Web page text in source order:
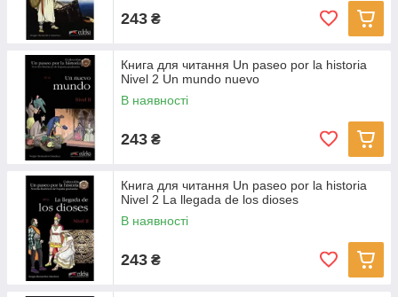
243 ₴
Книга для читання Un paseo por la historia
Nivel 2 Un mundo nuevo
В наявності
243 ₴
Книга для читання Un paseo por la historia
Nivel 2 La llegada de los dioses
В наявності
243 ₴